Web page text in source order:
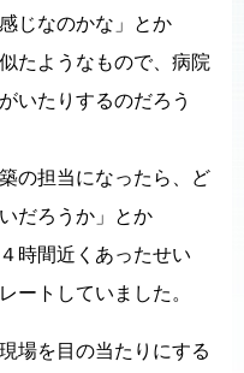
じなのかな」とか
たようなもので、病院
いたりするのだろう
の担当になったら、ど
だろうか」とか
時間近くあったせい
ートしていました。
場を目の当たりにする